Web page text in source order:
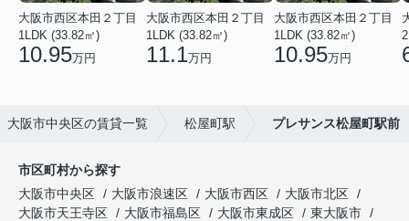
大阪市西区本田２丁目
1LDK (33.82㎡)
10.95万円
大阪市西区本田２丁目
1LDK (33.82㎡)
11.1万円
大阪市西区本田２丁目
1LDK (33.82㎡)
10.95万円
大阪市中央区の賃貸一覧 松屋町駅 プレサンス松屋町駅前
市区町村から探す
大阪市中央区
大阪市浪速区 大阪市西区
大阪市北区
大阪市天王寺区
大阪市福島区 大阪市東成区
東大阪市